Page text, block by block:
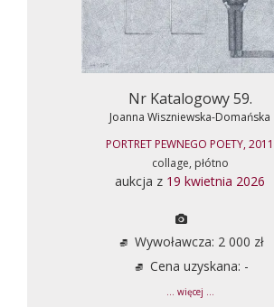
Nr Katalogowy 59.
Joanna Wiszniewska-Domańska
PORTRET PEWNEGO POETY, 2011
collage, płótno
aukcja z 19 kwietnia 2026
Wywoławcza: 2 000 zł
Cena uzyskana: -
... więcej ...